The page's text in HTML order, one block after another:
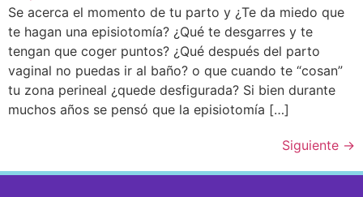
Se acerca el momento de tu parto y ¿Te da miedo que
te hagan una episiotomía? ¿Qué te desgarres y te
tengan que coger puntos? ¿Qué después del parto
vaginal no puedas ir al baño? o que cuando te “cosan”
tu zona perineal ¿quede desfigurada? Si bien durante
muchos años se pensó que la episiotomía […]
Siguiente →